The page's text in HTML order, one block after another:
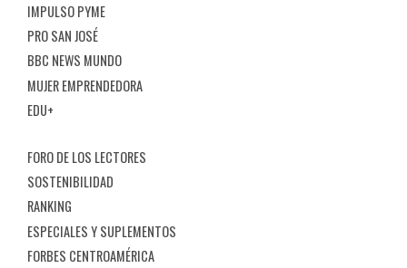
IMPULSO PYME
PRO SAN JOSÉ
BBC NEWS MUNDO
MUJER EMPRENDEDORA
EDU+
FORO DE LOS LECTORES
SOSTENIBILIDAD
RANKING
ESPECIALES Y SUPLEMENTOS
FORBES CENTROAMÉRICA